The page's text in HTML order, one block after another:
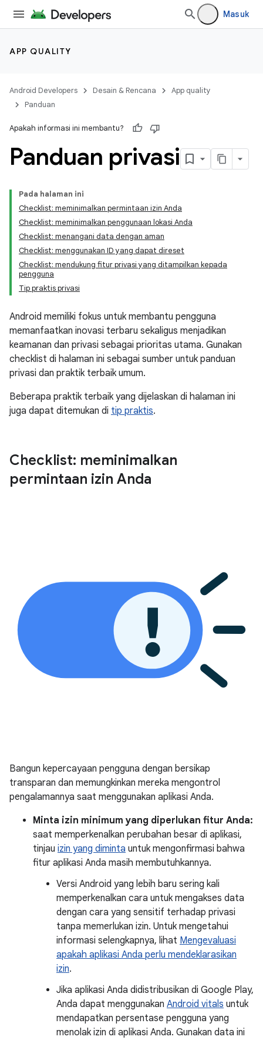
Masuk
APP QUALITY
Android Developers Desain & Rencana
App quality
Panduan
Apakah informasi ini membantu?
Panduan privasi
Pada halaman ini
Checklist: meminimalkan permintaan izin Anda
Checklist: meminimalkan penggunaan lokasi Anda
Checklist: menangani data dengan aman
Checklist: menggunakan ID yang dapat direset
Checklist: mendukung fitur privasi yang ditampilkan kepada
pengguna
Tip praktis privasi
Android memiliki fokus untuk membantu pengguna
memanfaatkan inovasi terbaru sekaligus menjadikan
keamanan dan privasi sebagai prioritas utama. Gunakan
checklist di halaman ini sebagai sumber untuk panduan
privasi dan praktik terbaik umum.
Beberapa praktik terbaik yang dijelaskan di halaman ini
juga dapat ditemukan di tip praktis.
Checklist: meminimalkan
permintaan izin Anda
Bangun kepercayaan pengguna dengan bersikap
transparan dan memungkinkan mereka mengontrol
pengalamannya saat menggunakan aplikasi Anda.
Minta izin minimum yang diperlukan fitur Anda:
saat memperkenalkan perubahan besar di aplikasi,
tinjau izin yang diminta untuk mengonfirmasi bahwa
fitur aplikasi Anda masih membutuhkannya.
Versi Android yang lebih baru sering kali
memperkenalkan cara untuk mengakses data
dengan cara yang sensitif terhadap privasi
tanpa memerlukan izin. Untuk mengetahui
informasi selengkapnya, lihat Mengevaluasi
apakah aplikasi Anda perlu mendeklarasikan
izin.
Jika aplikasi Anda didistribusikan di Google Play,
Anda dapat menggunakan Android vitals untuk
mendapatkan persentase pengguna yang
menolak izin di aplikasi Anda. Gunakan data ini